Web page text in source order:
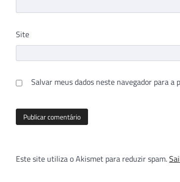
Site
Salvar meus dados neste navegador para a
Este site utiliza o Akismet para reduzir spam.